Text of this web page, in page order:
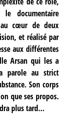
documentaire
cœur de deux
et réalisé par
aux différentes
Arsan qui les a
parole au strict
Son corps
que ses propos.
plus tard…